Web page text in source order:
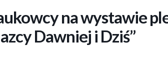
na wystawie
Dawniej i Dziś”